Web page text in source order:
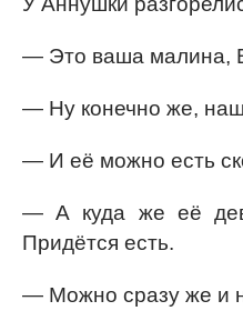
— Это ваша малина,
— Ну конечно же,
— И её можно есть
— А куда же её
Придётся есть.
— Можно сразу же и